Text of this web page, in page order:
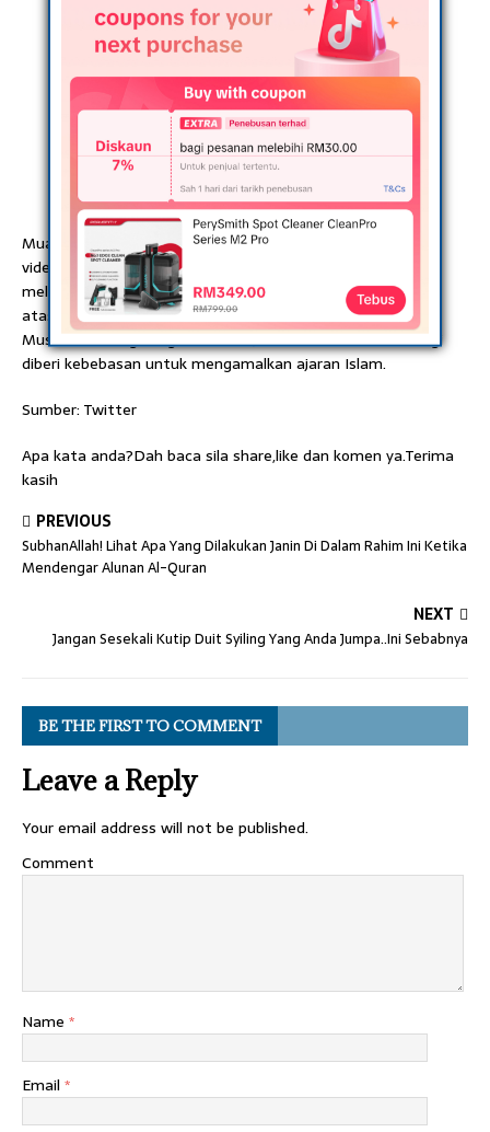
Muazzin laung azan atas bumbung masjid-Dalam satu lagi
video yang dimuat naik itu, kelihatan muazzin yang
melaungkan azan menggunakan pembesar suara daripada
atas bumbung masjid. Syukur rasanya, meskipun di London
Muslim adalah golongan minoriti, namun mereka masih lagi
diberi kebebasan untuk mengamalkan ajaran Islam.
Sumber: Twitter
Apa kata anda?Dah baca sila share,like dan komen ya.Terima
kasih
PREVIOUS
SubhanAllah! Lihat Apa Yang Dilakukan Janin Di Dalam Rahim Ini Ketika
Mendengar Alunan Al-Quran
NEXT
Jangan Sesekali Kutip Duit Syiling Yang Anda Jumpa..Ini Sebabnya
BE THE FIRST TO COMMENT
Leave a Reply
Your email address will not be published.
Comment
Name *
Email *